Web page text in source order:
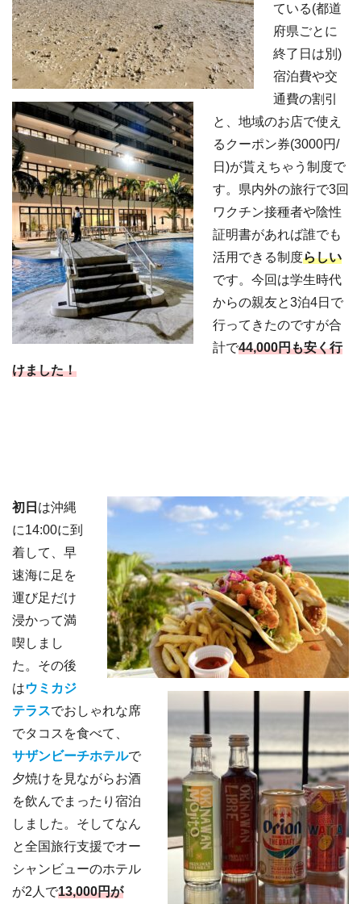
ている(都道
府県ごとに
終了日は別)
宿泊費や交
通費の割引
と、地域のお店で使え
るクーポン券(3000円/
日)が貰えちゃう制度で
す。県内外の旅行で3回
ワクチン接種者や陰性
証明書があれば誰でも
活用できる制度らしい
です。今回は学生時代
からの親友と3泊4日で
行ってきたのですが合
計で44,000円も安く行
けました！
初日 は沖縄
に14:00に到
着して、早
速海に足を
運び足だけ
浸かって満
喫しまし
た。その後
はウミカジ
テラスでおしゃれな席
でタコスを食べて、
サザンビーチホテルで
夕焼けを見ながらお酒
を飲んでまったり宿泊
しました。そしてなん
と全国旅行支援でオー
シャンビューのホテル
が2人で13,000円が